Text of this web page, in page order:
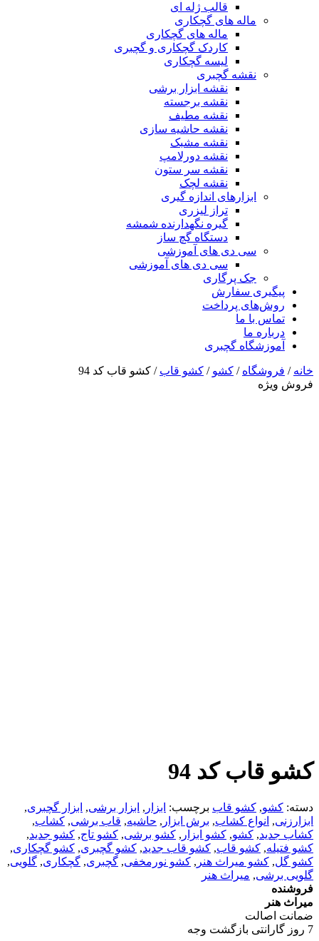
قالب ژله ای
ماله های گچکاری
ماله های گچکاری
کاردک گچکاری و گچبری
لیسه گچکاری
نقشه گچبری
نقشه ابزار برشی
نقشه برجسته
نقشه مطیف
نقشه حاشیه سازی
نقشه مشبک
نقشه دورلامپ
نقشه سر ستون
نقشه لچک
ابزارهای اندازه گیری
تراز لیزری
گیره نگهدارنده شمشه
دستگاه گچ ساز
سی دی های آموزشی
سی دی های آموزشی
جک پرگاری
پیگیری سفارش
روش‌های پرداخت
تماس با ما
درباره ما
آموزشگاه گچبری
خانه / فروشگاه / کشو / کشو قاب / کشو قاب کد 94
فروش ویژه
کشو قاب کد 94
دسته: کشو, کشو قاب برچسب: ابزار , ابزار برشی, ابزار گچبری,
ابزارزنی, انواع کشاب, برش ابزار , حاشیه, قاب برشی, کشاب,
کشاب جدید, کشو, کشو ابزار , کشو برشی, کشو تاج, کشو جدید,
کشو فتیله, کشو قاب, کشو قاب جدید, کشو گچبری, کشو گچکاری,
کشو گل, کشو میراث هنر , کشو نورمخفی, گچبری, گچکاری, گلویی,
گلویی برشی, میراث هنر
فروشنده
میراث هنر
ضمانت اصالت
7 روز گارانتی بازگشت وجه